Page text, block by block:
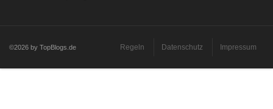
©2026 by TopBlogs.de Regeln Datenschutz Impressum